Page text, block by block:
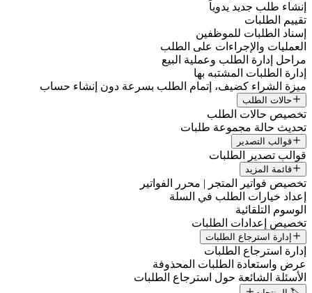
إنشاء طلب جديد يدوياً
تقييم الطلبات
إسناد الطلبات للموظفين
العمليات والإجراءات على الطلب
مراحل إدارة الطلب وعملية البيع
إدارة الطلبات المشتبه بها
ميزة الشراء كضيف، إتمام الطلب بسرعة دون إنشاء حساب
حالات الطلب
تخصيص حالات الطلب
تحديث حالة مجموعة طلبات
قوالب التصدير
قوالب تصدير الطلبات
قائمة المزيد
تخصيص فواتير المتجر | محرر الفواتير
إعداد خيارات الطلب في السلة
الوسوم التلقائية
تخصيص إعدادات الطلبات
إدارة استرجاع الطلبات
إدارة استرجاع الطلبات
عرض واستعادة الطلبات المحذوفة
الأسئلة الشائعة حول استرجاع الطلبات